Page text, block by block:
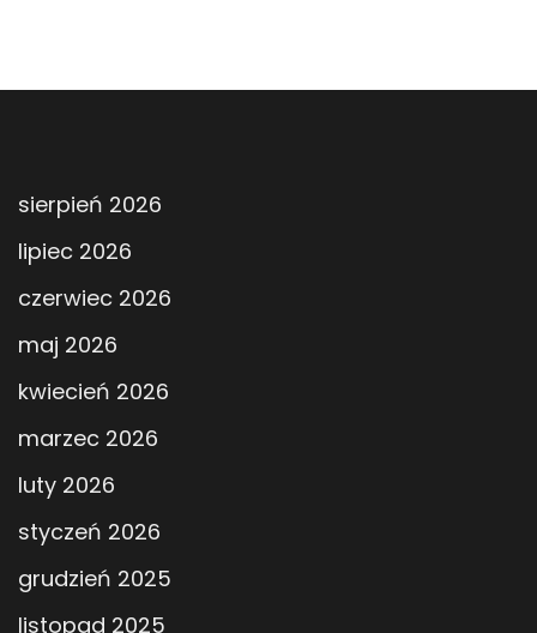
sierpień 2026
lipiec 2026
czerwiec 2026
maj 2026
kwiecień 2026
marzec 2026
luty 2026
styczeń 2026
grudzień 2025
listopad 2025